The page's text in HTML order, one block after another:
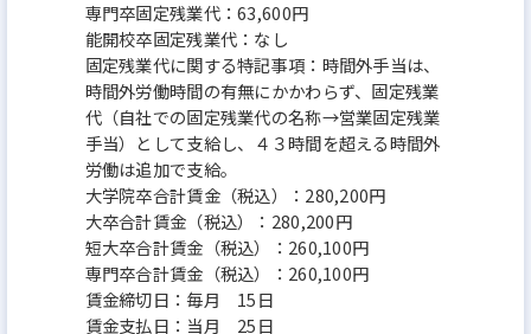
専門卒固定残業代：63,600円
能開校卒固定残業代：なし
固定残業代に関する特記事項：時間外手当は、
時間外労働時間の有無にかかわらず、固定残業
代（自社での固定残業代の名称→営業固定残業
手当）として支給し、４３時間を超える時間外
労働は追加で支給。
大学院卒合計賃金（税込）：280,200円
大卒合計賃金（税込）：280,200円
短大卒合計賃金（税込）：260,100円
専門卒合計賃金（税込）：260,100円
賃金締切日：毎月 15日
賃金支払日：当月 25日